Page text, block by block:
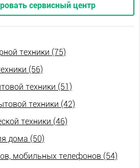
сервисный центр
техники (75)
(56)
техники (51)
техники (42)
техники (46)
дома (50)
мобильных телефонов (54)